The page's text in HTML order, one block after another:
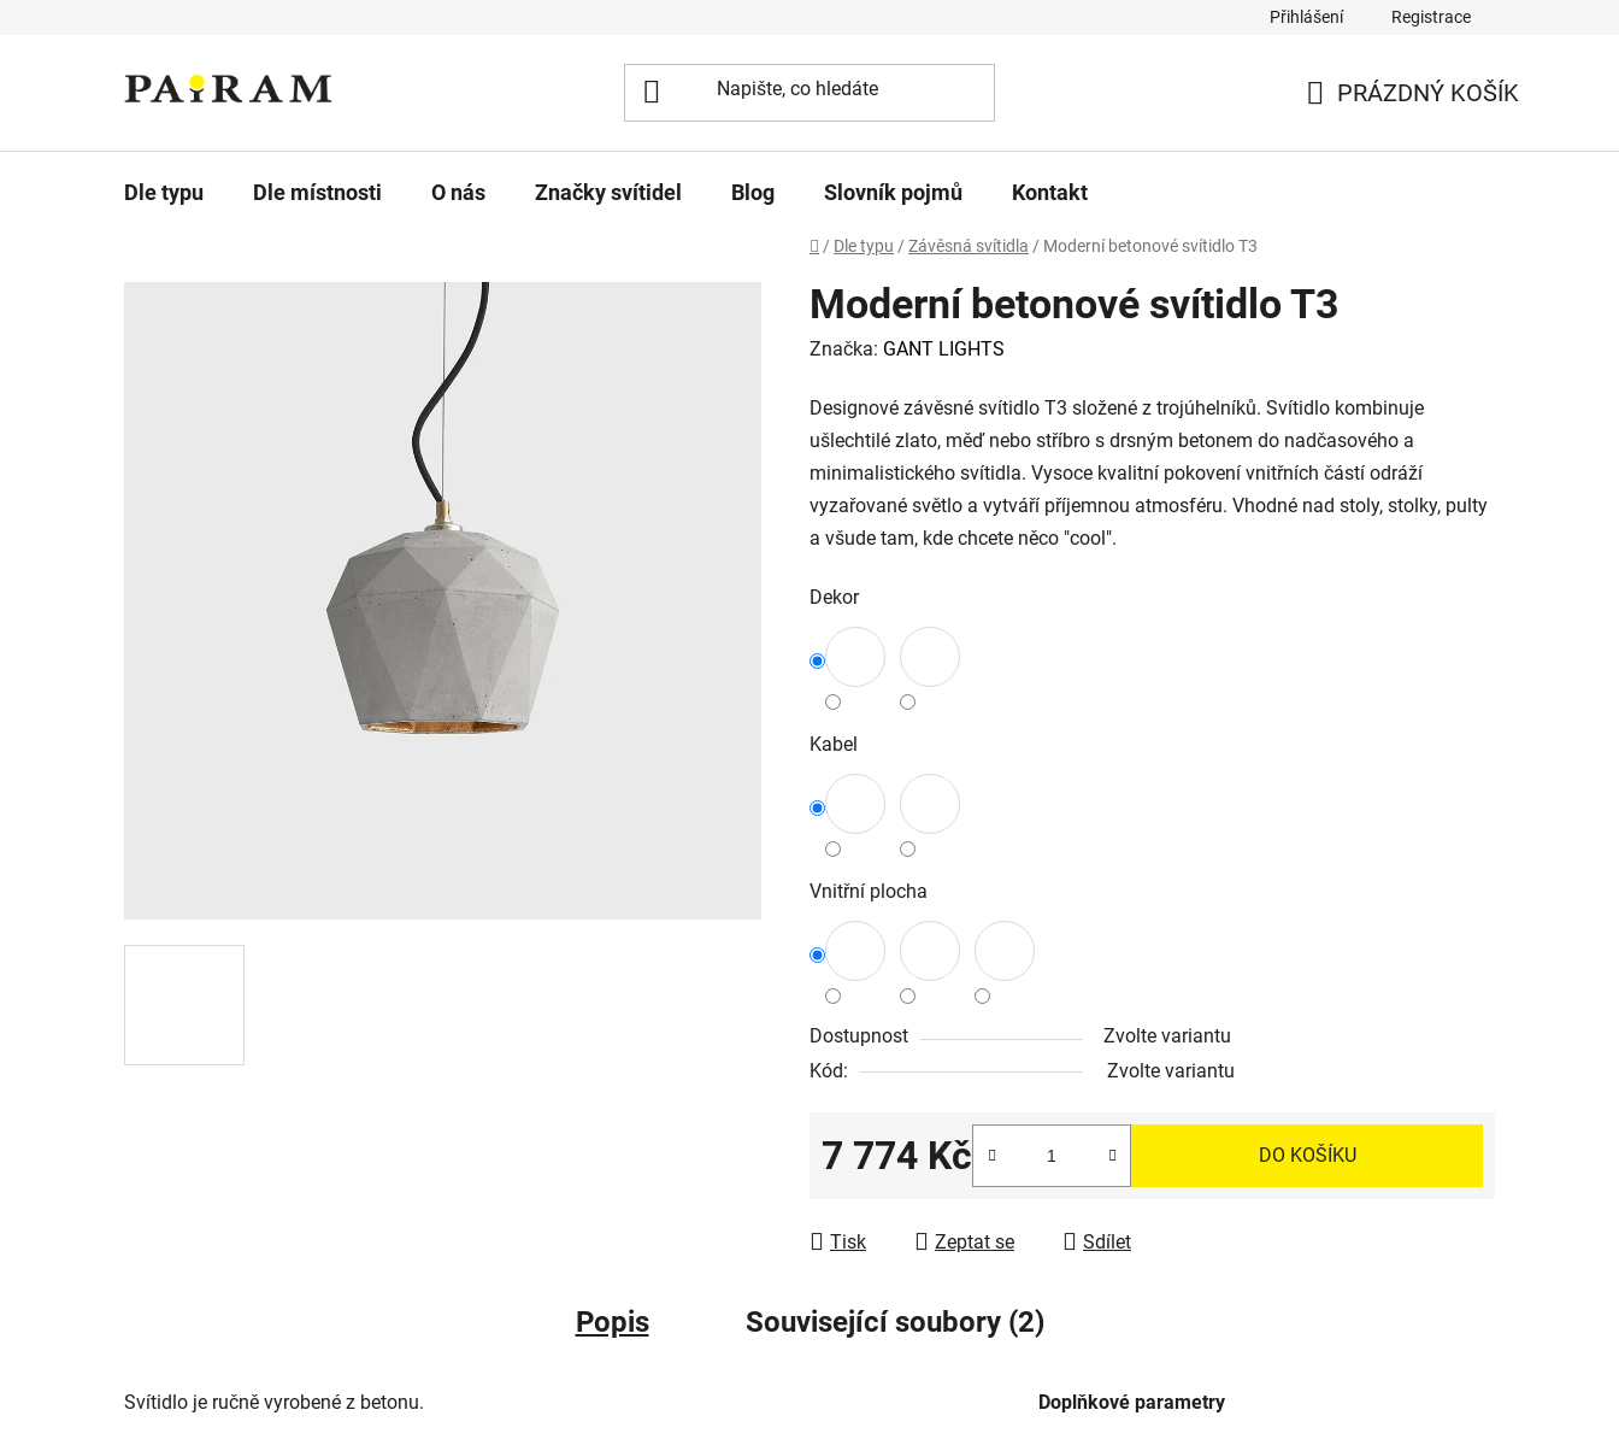
Přihlášení Registrace
PRÁZDNÝ KOŠÍK
Dle typu Dle místnosti O nás Značky svítidel Blog Slovník pojmů Kontakt
Domů
/ Dle typu / Závěsná svítidla / Moderní betonové svítidlo T3
Moderní betonové svítidlo T3
Značka: GANT LIGHTS
Designové závěsné svítidlo T3 složené z trojúhelníků. Svítidlo kombinuje
ušlechtilé zlato, měď nebo stříbro s drsným betonem do nadčasového a
minimalistického svítidla. Vysoce kvalitní pokovení vnitřních částí odráží
vyzařované světlo a vytváří příjemnou atmosféru. Vhodné nad stoly, stolky, pulty
a všude tam, kde chcete něco "cool".
Dekor
Kabel
Vnitřní plocha
Dostupnost
Zvolte variantu
Kód:
Zvolte variantu
7 774 Kč DO KOŠÍKU
Tisk Zeptat se Sdílet
Popis Související soubory (2)
Svítidlo je ručně vyrobené z betonu. Doplňkové parametry